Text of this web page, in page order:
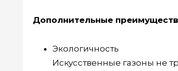
Дополнительные
Экологичность
Искусственные газоны не